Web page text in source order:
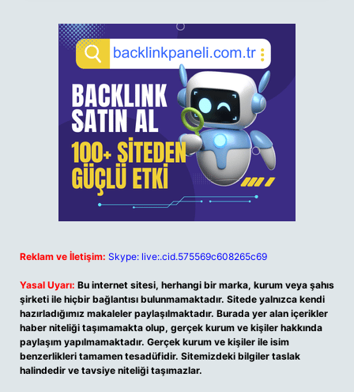
Reklam ve İletişim: Skype: live:.cid.575569c608265c69
Yasal Uyarı: Bu internet sitesi, herhangi bir marka, kurum veya şahıs
şirketi ile hiçbir bağlantısı bulunmamaktadır. Sitede yalnızca kendi
hazırladığımız makaleler paylaşılmaktadır. Burada yer alan içerikler
haber niteliği taşımamakta olup, gerçek kurum ve kişiler hakkında
paylaşım yapılmamaktadır. Gerçek kurum ve kişiler ile isim
benzerlikleri tamamen tesadüfidir. Sitemizdeki bilgiler taslak
halindedir ve tavsiye niteliği taşımazlar.